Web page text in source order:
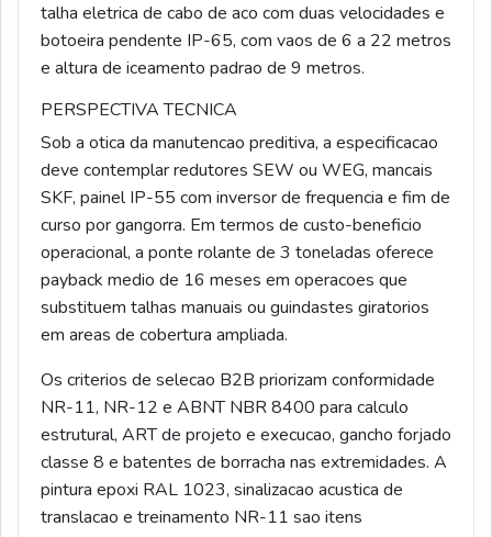
talha eletrica de cabo de aco com duas velocidades e
botoeira pendente IP-65, com vaos de 6 a 22 metros
e altura de iceamento padrao de 9 metros.
PERSPECTIVA TECNICA
Sob a otica da manutencao preditiva, a especificacao
deve contemplar redutores SEW ou WEG, mancais
SKF, painel IP-55 com inversor de frequencia e fim de
curso por gangorra. Em termos de custo-beneficio
operacional, a ponte rolante de 3 toneladas oferece
payback medio de 16 meses em operacoes que
substituem talhas manuais ou guindastes giratorios
em areas de cobertura ampliada.
Os criterios de selecao B2B priorizam conformidade
NR-11, NR-12 e ABNT NBR 8400 para calculo
estrutural, ART de projeto e execucao, gancho forjado
classe 8 e batentes de borracha nas extremidades. A
pintura epoxi RAL 1023, sinalizacao acustica de
translacao e treinamento NR-11 sao itens